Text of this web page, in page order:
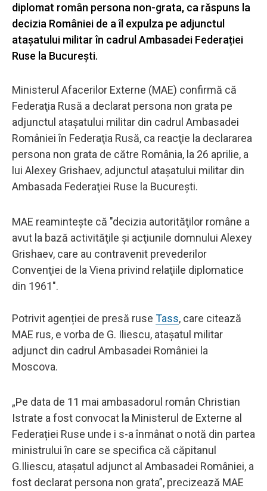
diplomat român persona non-grata, ca răspuns la
decizia României de a îl expulza pe adjunctul
atașatului militar în cadrul Ambasadei Federației
Ruse la București.
Ministerul Afacerilor Externe (MAE) confirmă că
Federaţia Rusă a declarat persona non grata pe
adjunctul ataşatului militar din cadrul Ambasadei
României în Federaţia Rusă, ca reacţie la declararea
persona non grata de către România, la 26 aprilie, a
lui Alexey Grishaev, adjunctul ataşatului militar din
Ambasada Federaţiei Ruse la Bucureşti.
MAE reaminteşte că "decizia autorităţilor române a
avut la bază activităţile şi acţiunile domnului Alexey
Grishaev, care au contravenit prevederilor
Convenţiei de la Viena privind relaţiile diplomatice
din 1961".
Potrivit agenției de presă ruse Tass, care citează
MAE rus, e vorba de G. Iliescu, atașatul militar
adjunct din cadrul Ambasadei României la
Moscova.
„Pe data de 11 mai ambasadorul român Christian
Istrate a fost convocat la Ministerul de Externe al
Federației Ruse unde i s-a înmânat o notă din partea
ministrului în care se specifica că căpitanul
G.Iliescu, atașatul adjunct al Ambasadei României, a
fost declarat persona non grata”, precizează MAE